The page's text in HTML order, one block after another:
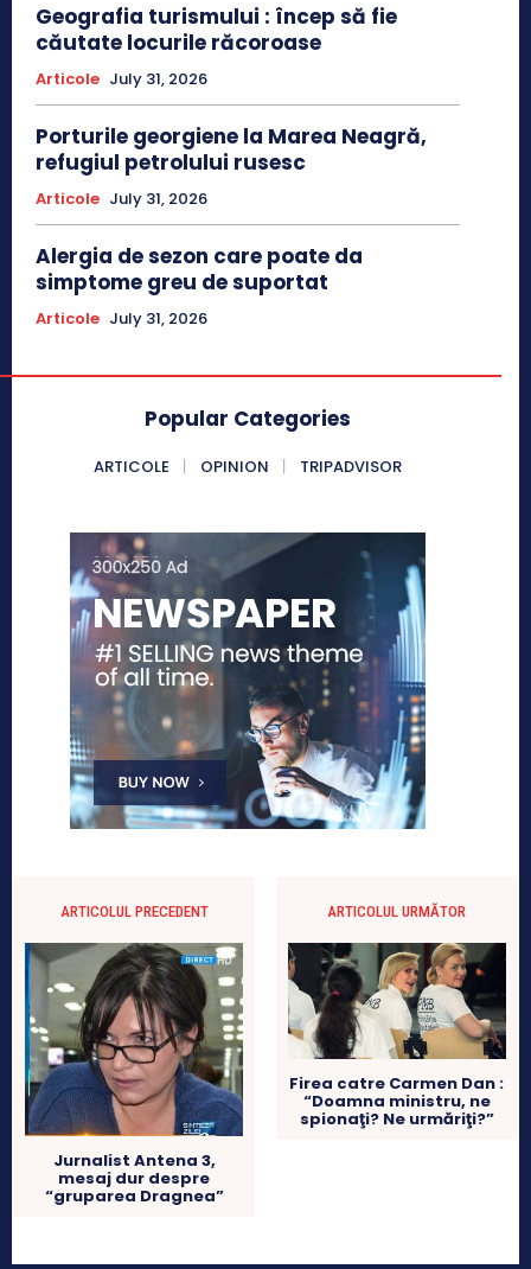
Geografia turismului : încep să fie
căutate locurile răcoroase
Articole July 31, 2026
Porturile georgiene la Marea Neagră,
refugiul petrolului rusesc
Articole July 31, 2026
Alergia de sezon care poate da
simptome greu de suportat
Articole July 31, 2026
Popular Categories
ARTICOLE OPINION TRIPADVISOR
ARTICOLUL PRECEDENT
Jurnalist Antena 3,
mesaj dur despre
“gruparea Dragnea”
ARTICOLUL URMĂTOR
Firea catre Carmen Dan :
“Doamna ministru, ne
spionaţi? Ne urmăriţi?”